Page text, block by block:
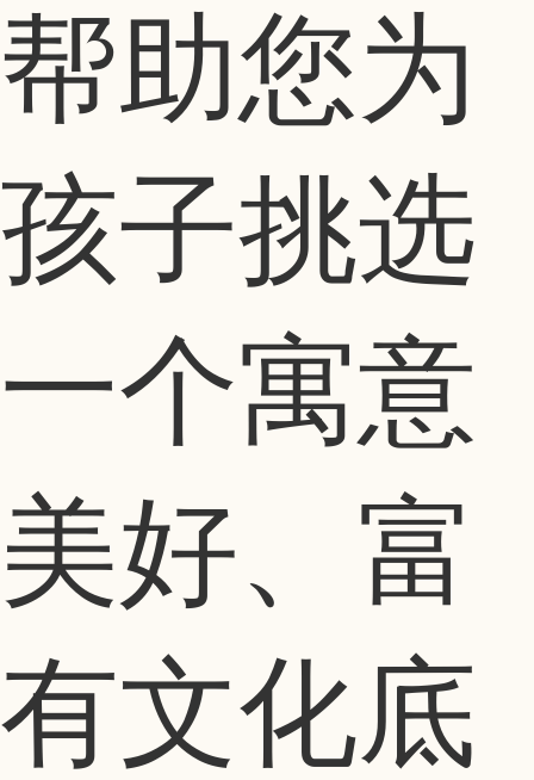
帮助您为
孩子挑选
一个寓意
美好、富
有文化底